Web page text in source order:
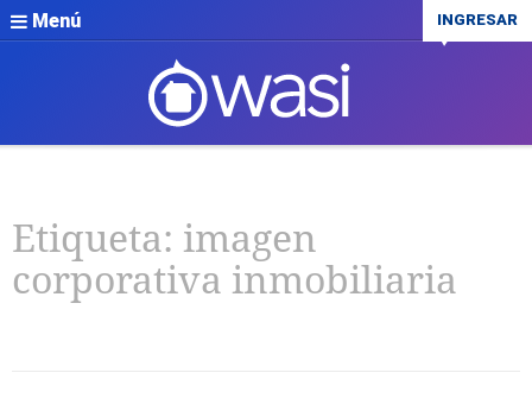
Menú INGRESAR
Etiqueta: imagen
corporativa inmobiliaria